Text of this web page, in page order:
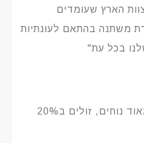
הארץ שעומדים
משתנה בהתאם לעונתיות
בכל עת"
"אנחנו מציעים מחירים מאוד נוחים, זולים ב20%